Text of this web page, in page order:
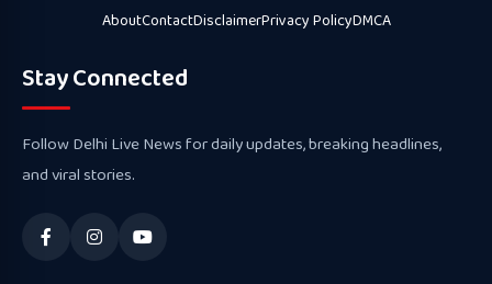
AboutContactDisclaimerPrivacy PolicyDMCA
Stay Connected
Follow Delhi Live News for daily updates, breaking headlines,
and viral stories.